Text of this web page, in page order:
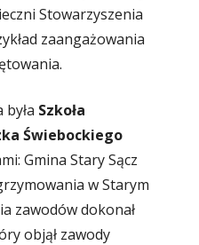
Stowarzyszenia
zaangażowania
Szkoła
Świebockiego
Gmina Stary Sącz
w Starym
zawodów dokonał
objął zawody